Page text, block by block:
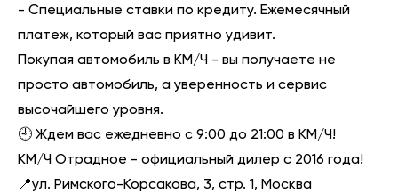
- Специальные ставки по кредиту. Ежемесячный
платеж, который вас приятно удивит.
Покупая автомобиль в КМ/Ч - вы получаете не
просто автомобиль, а уверенность и сервис
высочайшего уровня.
🕘 Ждем вас ежедневно с 9:00 до 21:00 в КМ/Ч!
КМ/Ч Отрадное - официальный дилер с 2016 года!
📍ул. Римского-Корсакова, 3, стр. 1, Москва